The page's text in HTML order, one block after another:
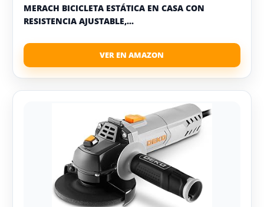
MERACH BICICLETA ESTÁTICA EN CASA CON
RESISTENCIA AJUSTABLE,...